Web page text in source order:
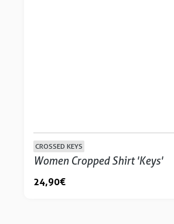
CROSSED KEYS
Women Cropped Shirt 'Keys'
24,90 €